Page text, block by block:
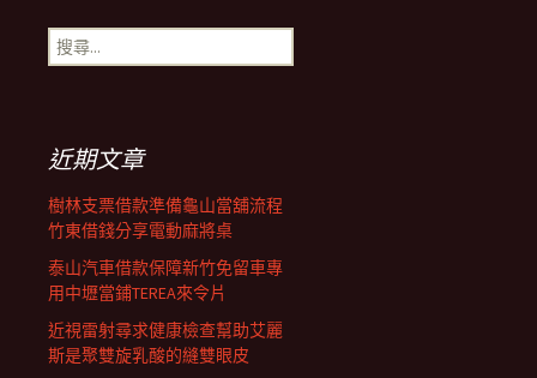
覽搜
尋
近期文章
樹林支票借款準備龜山當舖流程
竹東借錢分享電動麻將桌
泰山汽車借款保障新竹免留車專
用中壢當鋪TEREA來令片
近視雷射尋求健康檢查幫助艾麗
斯是聚雙旋乳酸的縫雙眼皮